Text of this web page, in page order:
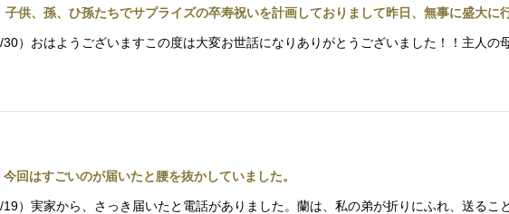
供、孫、ひ孫たちでサプライズの卒寿祝いを計画しておりまして昨日、無事に盛大に
）おはようございますこの度は大変お世話になりありがとうございました！！主人の
回はすごいのが届いたと腰を抜かしていました。
）実家から、さっき届いたと電話がありました。蘭は、私の弟が折りにふれ、送るこ